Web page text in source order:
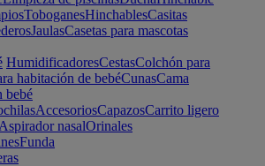
ToboganesHinchablesCasitas
JaulasCasetas para mascotas
HumidificadoresCestasColchón para
habitación de bebéCunasCama
bebé
AccesoriosCapazosCarrito ligero
Aspirador nasalOrinales
Funda